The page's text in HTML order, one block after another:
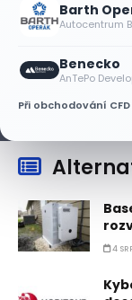
Barth
Autocentrum
Benecko
AnTePo
Při obchodování
4